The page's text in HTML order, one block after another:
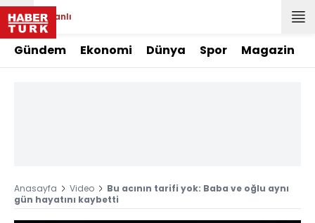
Canlı
Gündem Ekonomi Dünya Spor Magazin
Anasayfa Video
Bu acının tarifi yok: Baba ve oğlu aynı
gün hayatını kaybetti